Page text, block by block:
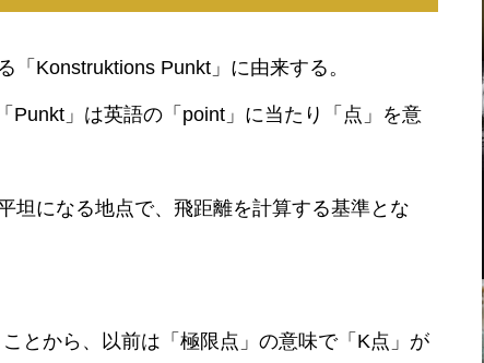
Konstruktions Punkt」に由来する。
Punkt」は英語の「point」に当たり「点」を意
坦になる地点で、飛距離を計算する基準とな
とから、以前は「極限点」の意味で「K点」が